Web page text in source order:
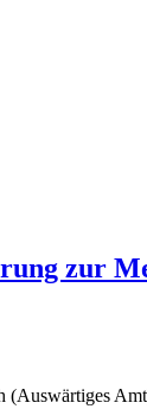
zur
(Auswärtiges